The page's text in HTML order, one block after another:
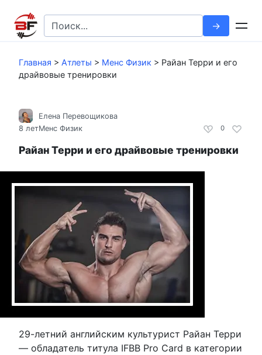
контенту
Search
for:
Главная > Атлеты > Менс Физик > Райан Терри и его
драйвовые тренировки
0
Елена Перевощикова
8 летМенс Физик
Райан Терри и его драйвовые тренировки
29-летний английским культурист Райан Терри
— обладатель титула IFBB Pro Card в категории